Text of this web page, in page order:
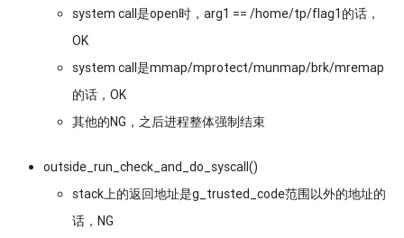
system call是open时，arg1 == /home/tp/flag1的话，
OK
system call是mmap/mprotect/munmap/brk/mremap
的话，OK
其他的NG，之后进程整体强制结束
outside_run_check_and_do_syscall()
stack上的返回地址是g_trusted_code范围以外的地址的
话，NG